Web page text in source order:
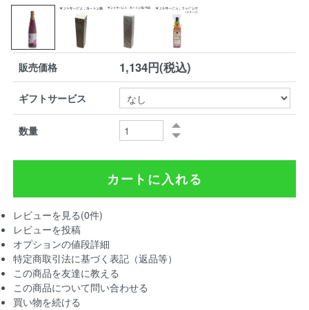
販売価格 1,134円(税込)
ギフトサービス
数量
レビューを見る(0件)
レビューを投稿
オプションの値段詳細
特定商取引法に基づく表記（返品等）
この商品を友達に教える
この商品について問い合わせる
買い物を続ける